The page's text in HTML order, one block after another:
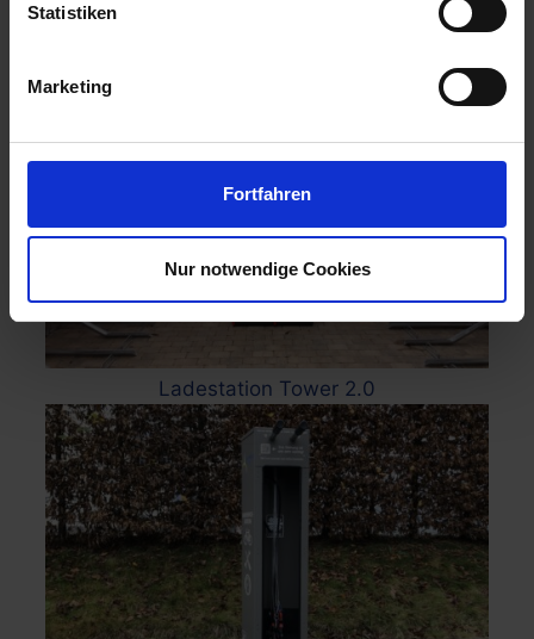
Statistiken
Marketing
Fortfahren
Nur notwendige Cookies
Ladestation Tower 2.0